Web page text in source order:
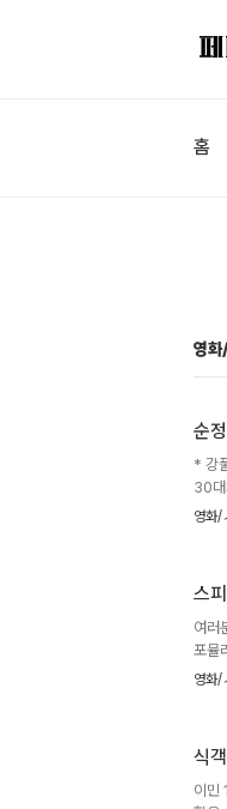
홈
영화
순
* 강
30대
어울
강풀
좌급
영화/
스
여러
포뮬
반면
[마
꾼
영화/
식
이민